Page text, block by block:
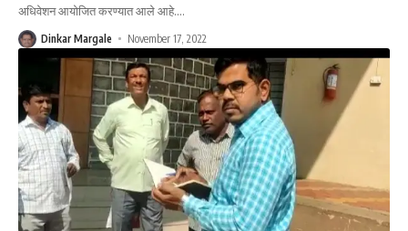
अधिवेशन आयोजित करण्यात आले आहे.…
Dinkar Margale November 17, 2022